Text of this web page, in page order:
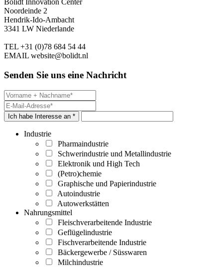
Bolidt Innovation Center
Noordeinde 2
Hendrik-Ido-Ambacht
3341 LW Niederlande
TEL +31 (0)78 684 54 44
EMAIL website@bolidt.nl
Senden Sie uns eine Nachricht
Ich habe Interesse an *
Industrie
Pharmaindustrie
Schwerindustrie und Metallindustrie
Elektronik und High Tech
(Petro)chemie
Graphische und Papierindustrie
Autoindustrie
Autowerkstätten
Nahrungsmittel
Fleischverarbeitende Industrie
Geflügelindustrie
Fischverarbeitende Industrie
Bäckergewerbe / Süsswaren
Milchindustrie